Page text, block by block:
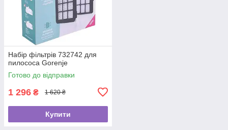
Набір фільтрів 732742 для
пилососа Gorenje
Готово до відправки
1 296 ₴ 1 620 ₴
Купити